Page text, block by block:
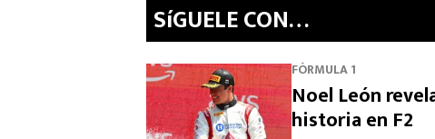
SíGUELE CON…
FÓRMULA 1
Noel León
historia en F2